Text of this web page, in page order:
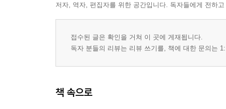
저자, 역자, 편집자를 위한 공간입니다. 독자들에게 전하
접수된 글은 확인을 거쳐 이 곳에 게재됩니다.
독자 분들의 리뷰는 리뷰 쓰기를, 책에 대한 문의는
책 속으로